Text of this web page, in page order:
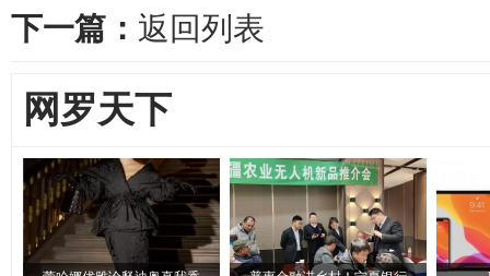
下一篇： 返回列表
网罗天下